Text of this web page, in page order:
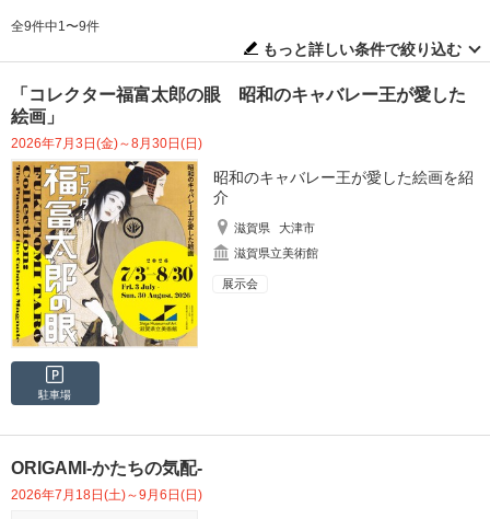
全9件中1〜9件
もっと詳しい条件で絞り込む
「コレクター福富太郎の眼 昭和のキャバレー王が愛した
絵画」
2026年7月3日(金)～8月30日(日)
昭和のキャバレー王が愛した絵画を紹
介
滋賀県
大津市
滋賀県立美術館
展示会
駐車場
ORIGAMI-かたちの気配-
2026年7月18日(土)～9月6日(日)